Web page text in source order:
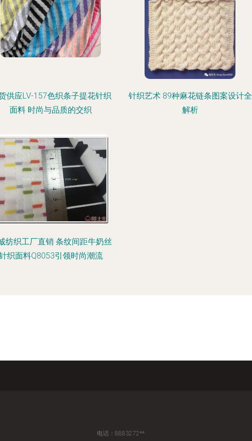
供应LV-157色织条子提花针织
面料 时尚与品质的交织
针织艺术 89种麻花链条图案设计全
解析
纺织工厂直销 条纹间距牛奶丝
织面料Q8053引领时尚潮流
电话：8883272**